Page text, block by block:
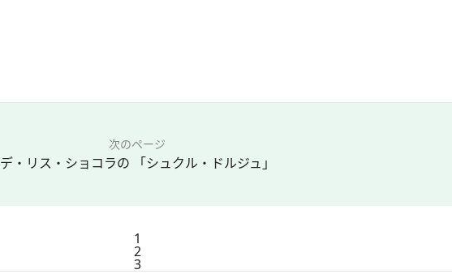
次のページ
デ・リス・ショコラの 「シュクル・ドルジュ」
1
2
3